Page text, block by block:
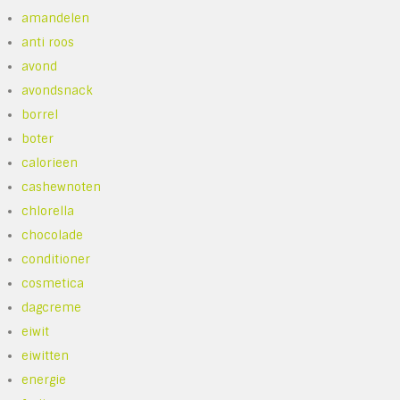
amandelen
anti roos
avond
avondsnack
borrel
boter
calorieen
cashewnoten
chlorella
chocolade
conditioner
cosmetica
dagcreme
eiwit
eiwitten
energie